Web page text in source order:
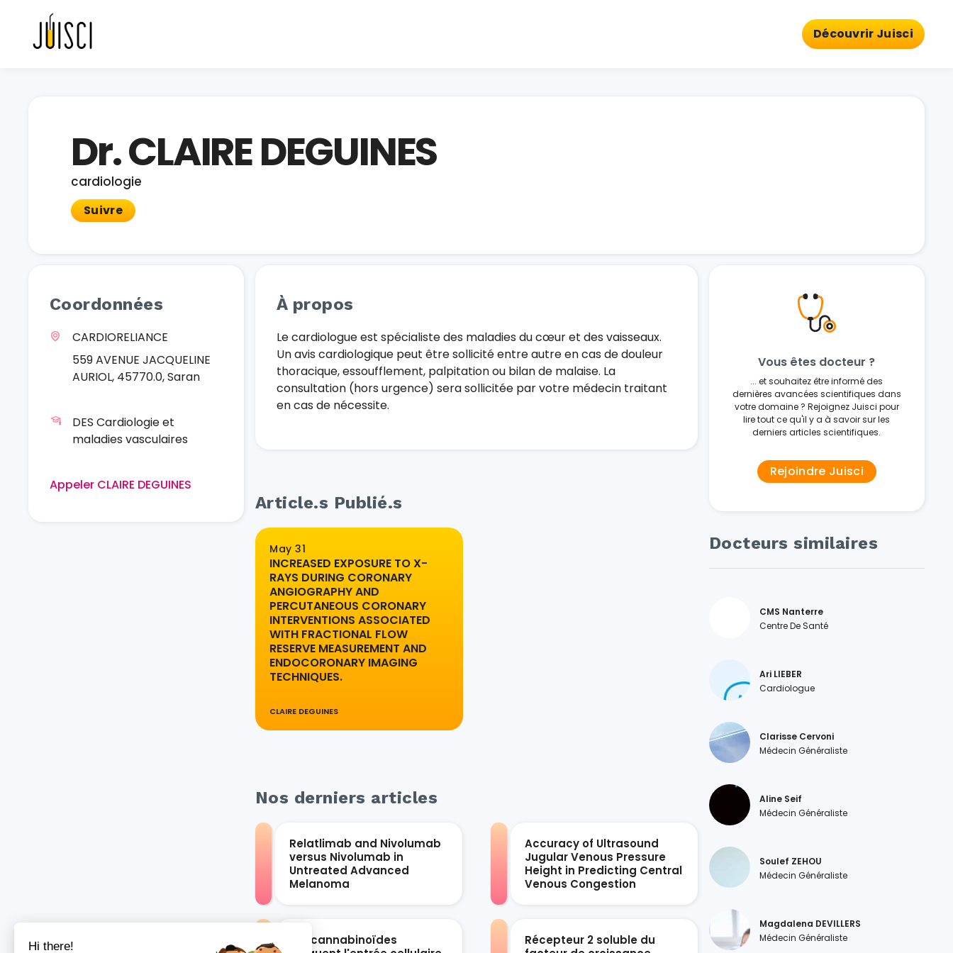
Découvrir Juisci
Dr. CLAIRE DEGUINES
cardiologie
Suivre
Coordonnées
CARDIORELIANCE
559 AVENUE JACQUELINE
AURIOL, 45770.0, Saran
DES Cardiologie et
maladies vasculaires
Appeler CLAIRE DEGUINES
À propos
Le cardiologue est spécialiste des maladies du cœur et des vaisseaux.
Un avis cardiologique peut être sollicité entre autre en cas de douleur
thoracique, essoufflement, palpitation ou bilan de malaise. La
consultation (hors urgence) sera sollicitée par votre médecin traitant
en cas de nécessite.
Article.s Publié.s
May 31
INCREASED EXPOSURE TO X-
RAYS DURING CORONARY
ANGIOGRAPHY AND
PERCUTANEOUS CORONARY
INTERVENTIONS ASSOCIATED
WITH FRACTIONAL FLOW
RESERVE MEASUREMENT AND
ENDOCORONARY IMAGING
TECHNIQUES.
CLAIRE DEGUINES
Nos derniers articles
Relatlimab and Nivolumab
versus Nivolumab in
Untreated Advanced
Melanoma
Accuracy of Ultrasound
Jugular Venous Pressure
Height in Predicting Central
Venous Congestion
Les cannabinoïdes
Récepteur 2 soluble du
Vous êtes docteur ?
... et souhaitez être informé des
dernières avancées scientifiques dans
votre domaine ? Rejoignez Juisci pour
lire tout ce qu'il y a à savoir sur les
derniers articles scientifiques.
Rejoindre Juisci
Docteurs similaires
CMS Nanterre
Centre De Santé
Ari LIEBER
Cardiologue
Clarisse Cervoni
Médecin Généraliste
Aline Seif
Médecin Généraliste
Soulef ZEHOU
Médecin Généraliste
Magdalena DEVILLERS
Médecin Généraliste
Hi there!